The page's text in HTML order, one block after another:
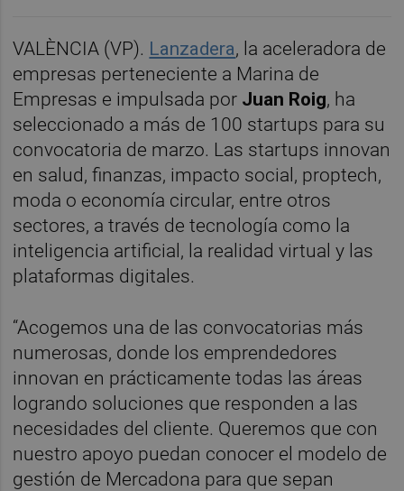
VALÈNCIA (VP). Lanzadera, la aceleradora de
empresas perteneciente a Marina de
Empresas e impulsada por Juan Roig, ha
seleccionado a más de 100 startups para su
convocatoria de marzo. Las startups innovan
en salud, finanzas, impacto social, proptech,
moda o economía circular, entre otros
sectores, a través de tecnología como la
inteligencia artificial, la realidad virtual y las
plataformas digitales.
“Acogemos una de las convocatorias más
numerosas, donde los emprendedores
innovan en prácticamente todas las áreas
logrando soluciones que responden a las
necesidades del cliente. Queremos que con
nuestro apoyo puedan conocer el modelo de
gestión de Mercadona para que sepan